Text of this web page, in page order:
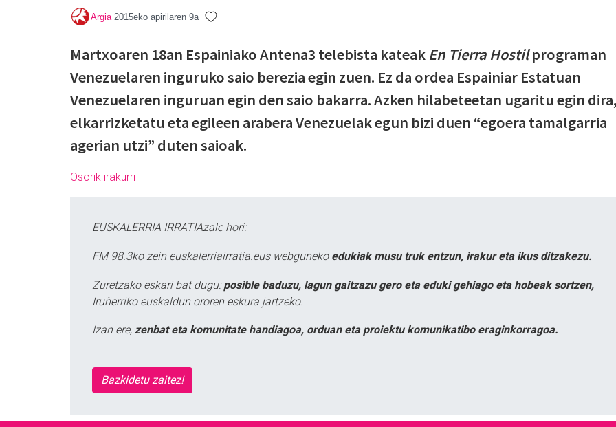
Argia 2015eko apirilaren 9a
Martxoaren 18an Espainiako Antena3 telebista kateak En Tierra Hostilprograman
Venezuelaren inguruko saio berezia egin zuen. Ez da ordea Espainiar Estatuan
Venezuelaren inguruan egin den saio bakarra. Azken hilabeteetan ugaritu egin dira,
elkarrizketatu eta egileen arabera Venezuelak egun bizi duen “egoera tamalgarria
agerian utzi” duten saioak.
Osorik irakurri
EUSKALERRIA IRRATIAzale hori:
FM 98.3ko zein euskalerriairratia.eus webguneko edukiak musu truk entzun, irakur eta ikus ditzakezu.
Zuretzako eskari bat dugu: posible baduzu, lagun gaitzazu gero eta eduki gehiago eta hobeak sortzen,
Iruñerriko euskaldun ororen eskura jartzeko.
Izan ere, zenbat eta komunitate handiagoa, orduan eta proiektu komunikatibo eraginkorragoa.
Bazkidetu zaitez!